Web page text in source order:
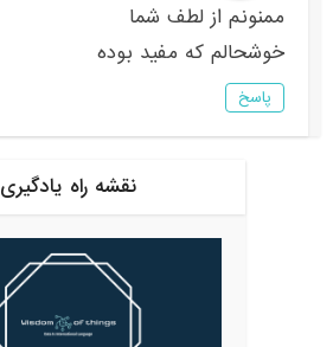
ممنونم از لطف شما
خوشحالم که مفید بوده
پاسخ
نقشه راه یادگیری